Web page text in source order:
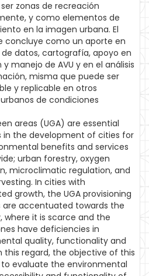
zonas de recreación
y como elementos de
en la imagen urbana. El
concluye como un aporte en
de datos, cartografía, apoyo en
y manejo de AVU y en el análisis
misma que puede ser
y replicable en otros
de condiciones
areas (UGA) are essential
in the development of cities for
benefits and services
urban forestry, oxygen
microclimatic regulation, and
In cities with
growth, the UGA provisioning
are accentuated towards the
where it is scarce and the
have deficiencies in
quality, functionality and
this regard, the objective of this
to evaluate the environmental